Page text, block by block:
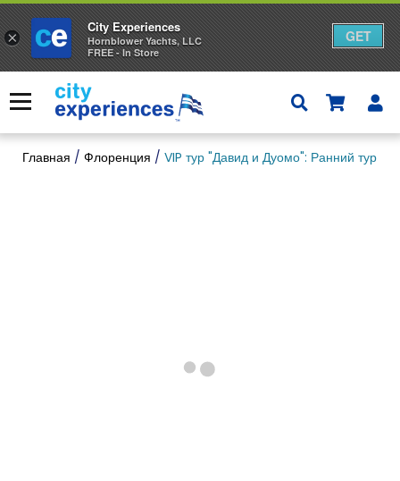
to
content
Меню
Главная / Флоренция / VIP тур "Давид и Дуомо": Ранний тур
×
City Experiences
Hornblower Yachts, LLC
FREE - In Store
GET